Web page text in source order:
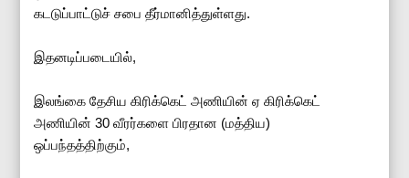
கடடுப்பாட்டுச் சபை தீர்மானித்துள்ளது.
இதனடிப்படையில்,
இலங்கை தேசிய கிரிக்கெட் அணியின் ஏ கிரிக்கெட்
அணியின் 30 வீரர்களை பிரதான (மத்திய)
ஒப்பந்தத்திற்கும்,